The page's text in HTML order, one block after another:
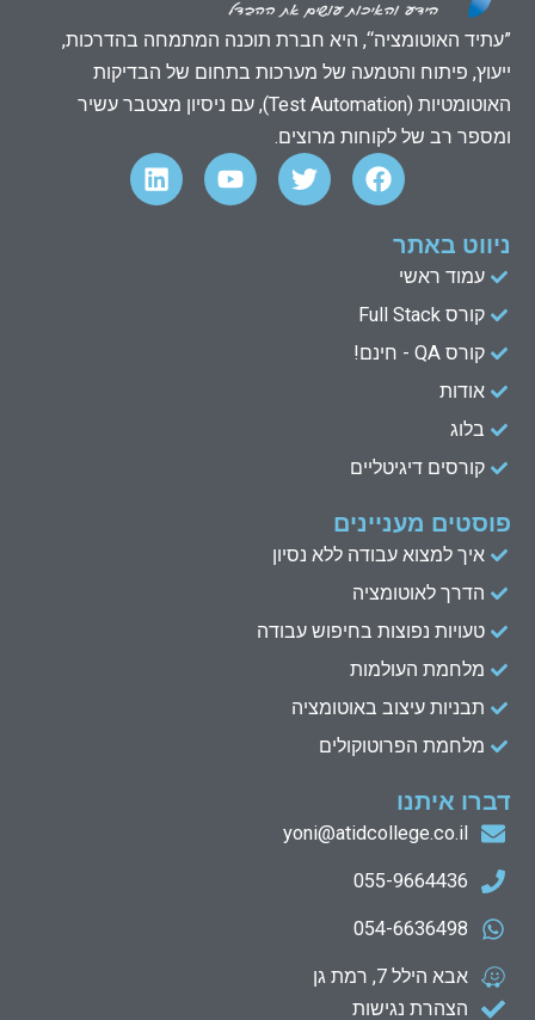
”עתיד האוטומציה“, היא חברת תוכנה המתמחה בהדרכות,
ייעוץ, פיתוח והטמעה של מערכות בתחום של הבדיקות
האוטומטיות (Test Automation), עם ניסיון מצטבר עשיר
ומספר רב של לקוחות מרוצים.
F
a
c
o
k
T
w
i
Y
o
u
L
i
n
ניווט באתר
עמוד ראשי
קורס Full Stack
קורס QA - חינם!
אודות
בלוג
קורסים דיגיטליים
פוסטים מעניינים
איך למצוא עבודה ללא נסיון
הדרך לאוטומציה
טעויות נפוצות בחיפוש עבודה
מלחמת העולמות
תבניות עיצוב באוטומציה
מלחמת הפרוטוקולים
דברו איתנו
yoni@atidcollege.co.il
055-9664436
054-6636498
אבא הילל 7, רמת גן
הצהרת נגישות